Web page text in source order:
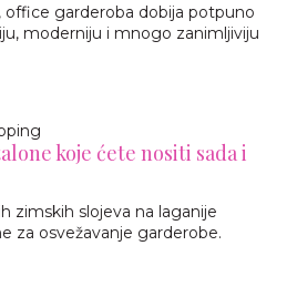
office garderoba dobija potpuno
moderniju i mnogo zanimljiviju
koje ćete nositi sada i
zimskih slojeva na laganije
za osvežavanje garderobe.